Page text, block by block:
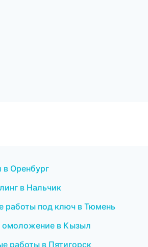
в Оренбург
в Нальчик
работы под ключ в Тюмень
омоложение в Кызыл
работы в Пятигорск